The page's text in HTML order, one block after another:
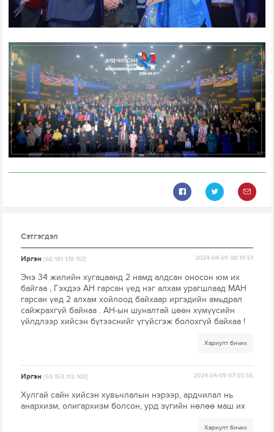
Сэтгэгдэл
Иргэн[66.181.178.151] 2024-04-09 08:19:51
Энэ 34 жилийн хугацаанд 2 намд алдсан оносон юм их
байгаа , Гэхдээ АН гарсан үeд нэг алхам урагшлаад МАН
гарсан үeд 2 алхам хойлоод байхаар иргэдийн амьдрал
сайжрахгүй байнаа . АН-ын шуналтай цөөн хүмүүсийн
үйлдлээр хийсэн бүтээснийг үгүйсгэж болохгүй байхаа !
Хариулт бичих
Иргэн[59.153.112.100] 2024-04-09 07:03:55
Хулгай сайн хийсэн хувьчлалын нэрээр, ардчилал нь
анархизм, олигархизм болсон, урд зүгийн нөлөө маш их
Хариулт бичих